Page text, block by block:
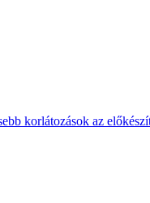
korlátozások az